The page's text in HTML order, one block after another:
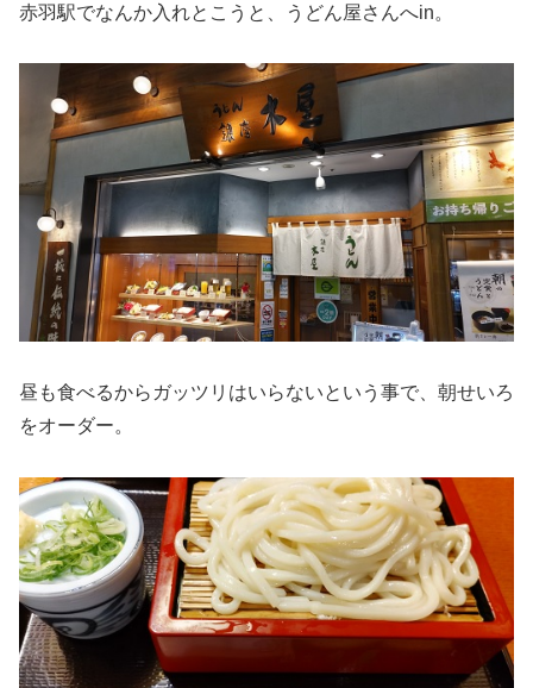
赤羽駅でなんか入れとこうと、うどん屋さんへin。
昼も食べるからガッツリはいらないという事で、朝せいろ
をオーダー。